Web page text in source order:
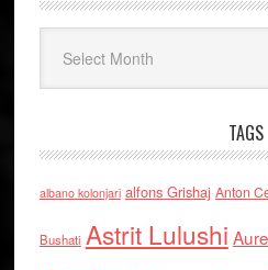
TAGS
albano kolonjari alfons Grishaj Anton
Bushati Astrit Lulushi